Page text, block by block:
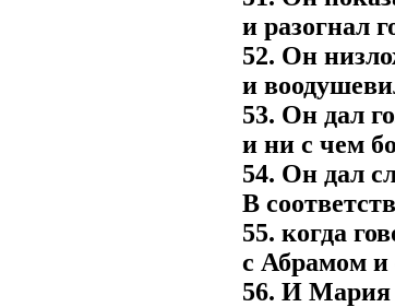
и разогнал
52. Он
и
53. Он дал
и ни с чем
54. Он дал
В
55. когда
с Абрамом и
56. И Мария